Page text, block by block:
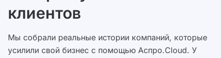
клиентов
Мы собрали реальные истории компаний, которые
усилили свой бизнес с помощью Аспро.Cloud. У